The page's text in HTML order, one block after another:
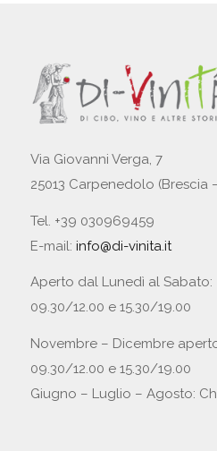
Via Giovanni Verga, 7
25013 Carpenedolo (Brescia
Tel. +39 030969459
E-mail: info@di-vinita.it
Aperto dal Lunedì al Sabato:
09.30/12.00 e 15.30/19.00
Novembre – Dicembre
09.30/12.00 e 15.30/19.00
Giugno – Luglio – Agosto: